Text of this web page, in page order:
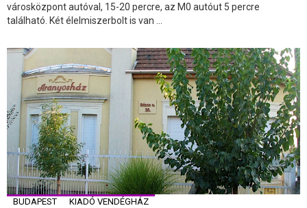
városközpont autóval, 15-20 percre, az M0 autóut 5 percre
található. Két élelmiszerbolt is van ...
BUDAPEST KIADÓ VENDÉGHÁZ